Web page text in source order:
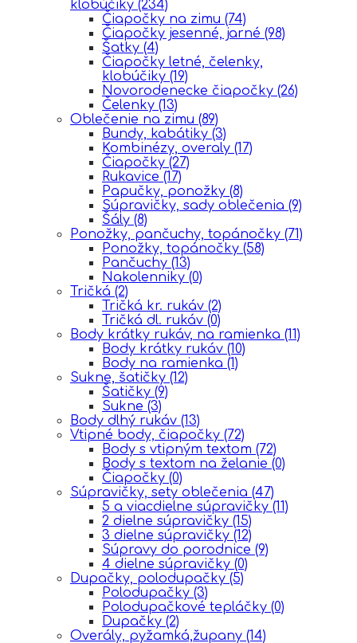
klobúčiky (234)
Čiapočky na zimu (74)
Čiapočky jesenné, jarné (98)
Šatky (4)
Čiapočky letné, čelenky,
klobúčiky (19)
Novorodenecke čiapočky (26)
Čelenky (13)
Oblečenie na zimu (89)
Bundy, kabátiky (3)
Kombinézy, overaly (17)
Čiapočky (27)
Rukavice (17)
Papučky, ponožky (8)
Súpravičky, sady oblečenia (9)
Šály (8)
Ponožky, pančuchy, topánočky (71)
Ponožky, topánočky (58)
Pančuchy (13)
Nakolenniky (0)
Tričká (2)
Tričká kr. rukáv (2)
Tričká dl. rukáv (0)
Body krátky rukáv, na ramienka (11)
Body krátky rukáv (10)
Body na ramienka (1)
Sukne, šatičky (12)
Šatičky (9)
Sukne (3)
Body dlhý rukáv (13)
Vtipné body, čiapočky (72)
Body s vtipným textom (72)
Body s textom na želanie (0)
Čiapočky (0)
Súpravičky, sety oblečenia (47)
5 a viacdielne súpravičky (11)
2 dielne súpravičky (15)
3 dielne súpravičky (12)
Súpravy do porodnice (9)
4 dielne súpravičky (0)
Dupačky, polodupačky (5)
Polodupačky (3)
Polodupačkové tepláčky (0)
Dupačky (2)
Overály, pyžamká,župany (14)